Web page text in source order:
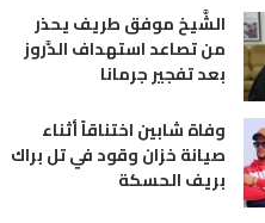
الشَّيخ موفق طريف يحذر
من تصاعد استهداف الدَّروز
بعد تفجير جرمانا
وفاة شابين اختناقاً أثناء
صيانة خزان وقود في تل براك
بريف الحسكة